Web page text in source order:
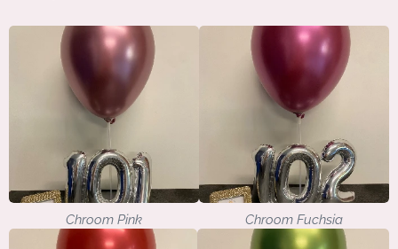
Chroom Pink Chroom Fuchsia